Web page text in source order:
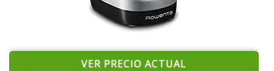
VER PRECIO ACTUAL